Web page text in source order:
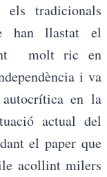
els tradicionals
han llastat el
molt ric en
i va
en la
actual del
el paper que
acollint milers